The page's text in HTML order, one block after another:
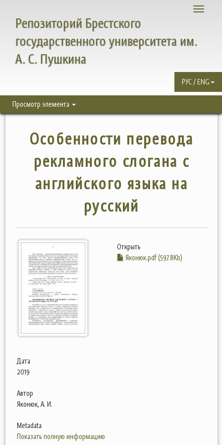
Toggle
Репозиторий Брестского
государственного университета им.
А. С. Пушкина
РУС / ENG
Просмотр элемента
Особенности перевода
рекламного слогана с
английского языка на
русский
Открыть
Яконюк.pdf (597.8Kb)
Дата
2019
Автор
Яконюк, А. И.
Metadata
Показать полную информацию